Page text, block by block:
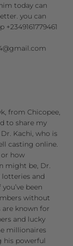
today can
you can
from Chicopee,
to share my
Kachi, who is
casting online.
how
might be, Dr.
lotteries and
been
without
are known for
and lucky
millionaires
his powerful